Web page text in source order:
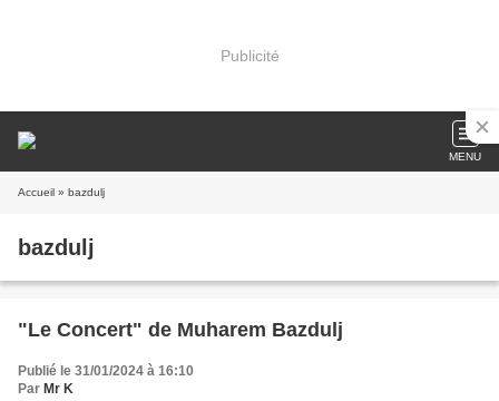
Publicité
MENU
Accueil » bazdulj
bazdulj
"Le Concert" de Muharem Bazdulj
Publié le 31/01/2024 à 16:10
Par Mr K